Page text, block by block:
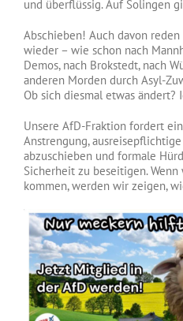
und überflüssig. Auf Solingen
Abschieben! Auch davon
wieder – wie schon nach
Demos, nach Brokstedt, nach
anderen Morden durch Asyl-
Ob sich diesmal etwas ändert?
Unsere AfD-Fraktion fordert
Anstrengung,
abzuschieben und formale
Sicherheit zu beseitigen.
kommen, werden wir zeigen,